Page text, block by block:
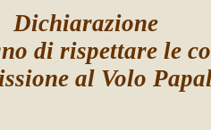
Dichiarazione
di rispettare le
al Volo